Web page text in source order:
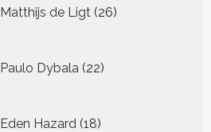
Matthijs de Ligt 26
producten
Paulo Dybala 22
producten
Eden Hazard 18